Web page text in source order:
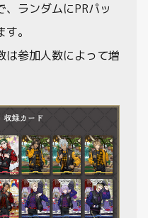
ランダムにPRパッ
。
は参加人数によって増